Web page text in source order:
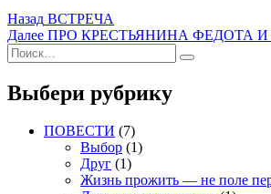
Навигация
по
записям
Назад Предыдущая
запись:
ВСТРЕЧА
Далее Следующая
ПРО КРЕСТЬЯНИНА ФЕДОТА
Искать:
Поиск
Выбери рубрику
ПОВЕСТИ (7)
Выбор (1)
Друг (1)
Жизнь прожить — не поле